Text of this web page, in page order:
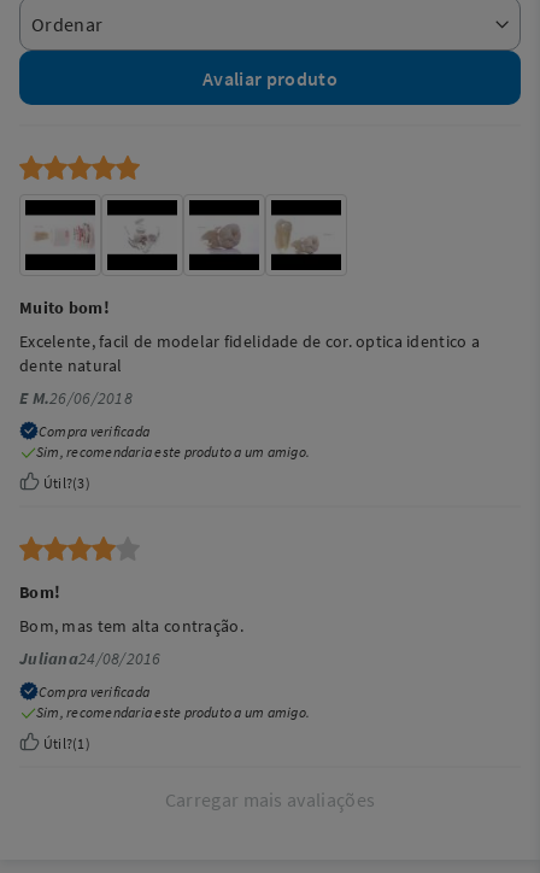
Avaliar produto
Muito bom!
Excelente, facil de modelar fidelidade de cor. optica identico a
dente natural
E M.26/06/2018
Compra verificada
Sim, recomendaria este produto a um amigo.
Útil?(3)
Bom!
Bom, mas tem alta contração.
Juliana24/08/2016
Compra verificada
Sim, recomendaria este produto a um amigo.
Útil?(1)
Carregar mais avaliações